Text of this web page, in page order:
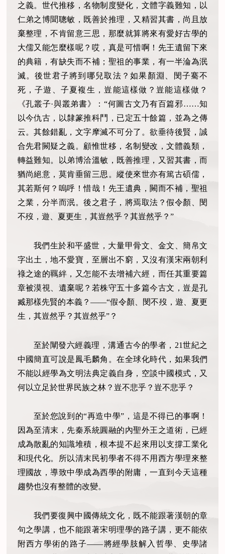
之義。世代推移，名物制度變化，文體字義難知，以
仁弟之博聞聰敏，既善於推理，又精習其書，尚且放
棄整理，不肯留意三思，那麼就算將來有愛好古學的
大儒又能怎麼樣呢？哎，真是可惜啊！先王遺留下來
的典籍，有缺失而不補；聖祖的事業，有一半淪為泯
滅。後世君子將到哪兒取法？如果顏淵、閔子騫不
死，子遊、子夏複生，豈能這樣做？豈能這樣做？
《孔叢子·與叢弟書》：“何圖古文乃有百篇邪……知
以今仇古，以隸篆推科鬥，已定五十餘篇，並為之傳
云。其餘錯亂，文字摩滅不可分了。欲垂待後賢，誠
合先君闕疑之義。顧惟世移，名制變改，文體義類，
轉益難知。以弟博洽溫敏，既善推理，又習其書，而
猶尚絕意，莫肯垂留三思。縱使來世亦有篤古碩儒，
其若斯何？嗚呼！惜哉！先王遺典，闕而不補，聖祖
之業，分半而泯。後之君子，將焉取法？假令顏、閔
不歿，遊、夏更生，其豈然乎？其豈然乎？”
我們生於和平盛世，大量甲骨文、金文、簡帛文
字出土，地不愛寶，至層出不窮，又沒有漢宋兩朝利
祿之途的羈絆，又怎能不去增補六經，而任其重要篇
章被漠視、遺棄呢？若株守五十多篇今古文，豈是孔
臧那樣先賢的本義？——“假令顏、閔不歿，遊、夏更
生，其豈然乎？其豈然乎”？
至於闡發六經義理，溝通古今的學者，21世紀之
中國簡直可說是鳳毛麟角。在全球化時代，如果我們
不能以經學為文明法典定義自身，空談中國模式，又
何以立足於世界民族之林？豈不悲乎？豈不悲乎？
至於您說到的“再造中學”，這是不得已的事啊！
因為至清末，先秦系統圓融的內聖外王之道術，已經
成為散亂的知識堆積，根本提不起來用以支撐工業化
和現代化。所以清末民初學者不得不用西方學理來整
理國故，導致中學成為西學的附庸，一直到今天這種
趨勢也沒有整體的改變。
我們要復興中國傳統文化，既不能跟著漢朝的章
句之學講，也不能跟著宋明理學的路子講，更不能依
附西方學術的路子——將經學肢解入哲學、史學諸